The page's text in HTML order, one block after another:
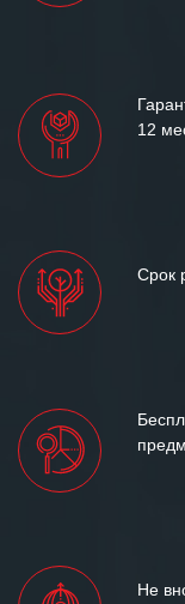
12
Срок
Не